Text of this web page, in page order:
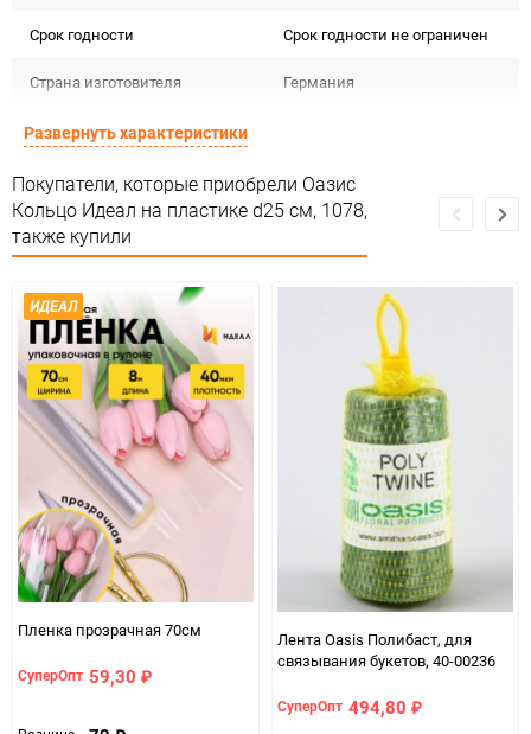
Срок годности Срок годности не ограничен
Страна изготовителя Германия
Предназначение товара
Сертификация Не подлежит сертификации
Особые условия Особых условий не требует
Единица измерения
Развернуть характеристики
Покупатели, которые приобрели Оазис
Кольцо Идеал на пластике d25 см, 1078,
также купили
ИДЕАЛ
Пленка прозрачная 70см
СуперОпт 59,30 ₽
Лента Oasis Полибаст, для
связывания букетов, 40-00236
СуперОпт 494,80 ₽